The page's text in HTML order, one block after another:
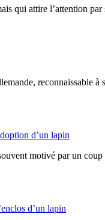
qui attire l’attention
reconnaissable
d’un lapin
motivé par un
d’un lapin